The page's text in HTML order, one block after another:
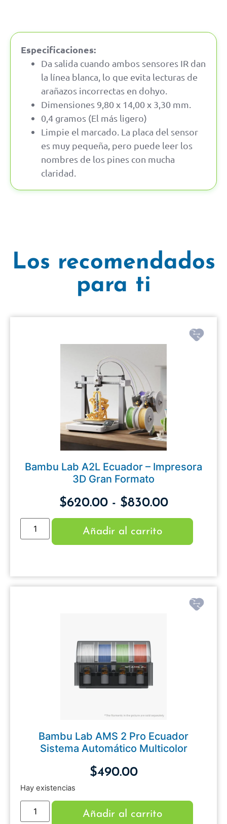
Especificaciones:
Da salida cuando ambos sensores IR dan
la línea blanca, lo que evita lecturas de
arañazos incorrectas en dohyo.
Dimensiones 9,80 x 14,00 x 3,30 mm.
0,4 gramos (El más ligero)
Limpie el marcado. La placa del sensor
es muy pequeña, pero puede leer los
nombres de los pines con mucha
claridad.
Los recomendados
para ti
Bambu Lab A2L Ecuador – Impresora
3D Gran Formato
$620.00 - $830.00
Añadir al carrito
Bambu Lab AMS 2 Pro Ecuador
Sistema Automático Multicolor
$490.00
Hay existencias
Añadir al carrito